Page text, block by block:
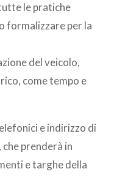
le pratiche
formalizzare per la
del veicolo,
come tempo e
e indirizzo di
che prenderà in
e targhe della